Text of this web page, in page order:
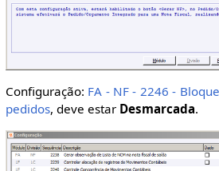
Configuração: FA - NF - 2246 -
pedidos, deve estar Desmarcada.